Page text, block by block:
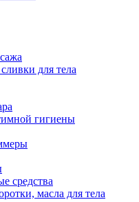
для тела
гигиены
средства
масла для тела